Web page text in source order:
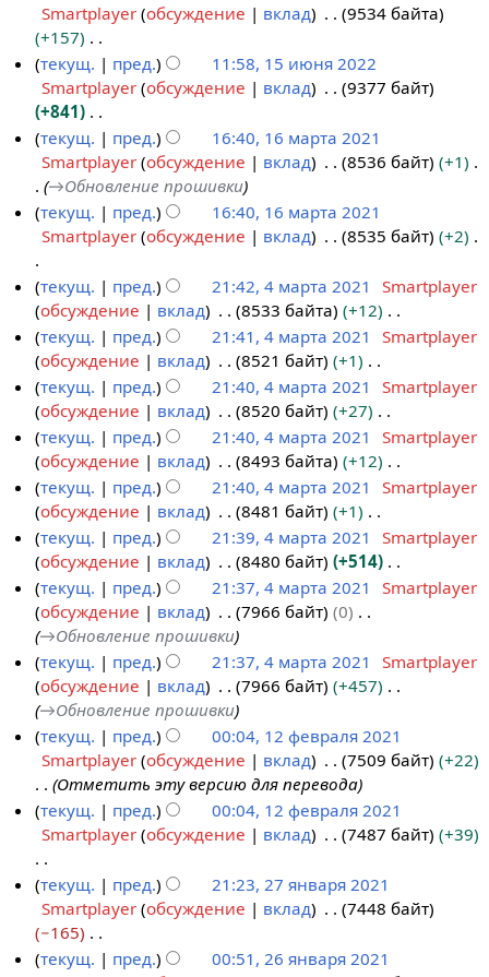
ив
к
и
п
р
а
в
к
и
п
и
с
а
н
и
я
п
р
а
в
к
и
е
т
о
п
и
с
а
я
п
р
а
в
к
и
Smartplayer обсуждение вклад
9534 байта
+157
Н
е
т
о
п
с
а
я
п
р
а
в
к
и
текущ. пред.
11:58, 15 июня 2022
Smartplayer обсуждение вклад
9377 байт
+841
Н
е
т
о
п
с
а
н
и
я
п
р
а
в
к
и
м
т
2
2
текущ. пред.
16:40, 16 марта 2021
Smartplayer обсуждение вклад 8536 байт
+1
→Обновление прошивки
текущ.
пред.
16:40, 16 марта 2021
Smartplayer обсуждение вклад 8535 байт +2
Н
е
т
о
п
и
с
а
н
и
я
п
р
а
в
к
и
м
р
а
0
1
текущ. пред. 21:42, 4 марта 2021
Smartplayer
обсуждение
вклад 8533 байта
+12
Н
е
т
о
п
и
с
а
н
и
я
п
р
а
в
к
и
текущ. пред. 21:41, 4 марта 2021
Smartplayer
обсуждение
вклад 8521 байт
+1
Н
е
т
о
п
и
с
а
н
и
я
п
р
а
в
к
и
текущ. пред. 21:40, 4 марта 2021
Smartplayer
обсуждение
вклад 8520 байт
+27
Н
е
т
о
п
и
с
а
н
и
я
п
р
а
в
к
и
текущ. пред. 21:40, 4 марта 2021
Smartplayer
обсуждение
вклад 8493 байта
+12
Н
е
т
о
п
и
с
а
н
и
я
п
р
а
в
к
и
текущ. пред. 21:40, 4 марта 2021
Smartplayer
обсуждение
вклад 8481 байт
+1
Н
е
т
о
п
и
с
а
н
и
я
п
р
а
в
к
и
текущ. пред. 21:39, 4 марта 2021
Smartplayer
обсуждение
вклад 8480 байт
+514
Н
е
т
о
п
и
с
а
я
п
р
а
в
к
и
текущ. пред. 21:37, 4 марта 2021
Smartplayer
обсуждение
вклад 7966 байт
0
→Обновление прошивки
текущ.
пред. 21:37, 4 марта 2021
Smartplayer
обсуждение
вклад 7966 байт
+457
→Обновление прошивки
ф
р
я
текущ. пред.
00:04, 12 февраля 2021
Smartplayer обсуждение вклад 7509 байт
+22
Отметить эту версию для перевода
текущ.
пред.
00:04, 12 февраля 2021
Smartplayer обсуждение вклад 7487 байт +39
Н
е
т
о
я
текущ. пред.
21:23, 27 января 2021
Smartplayer обсуждение вклад
7448 байт
−165
Нтекущ. пред.
00:51, 26 января 2021